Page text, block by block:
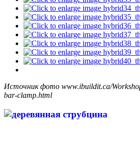
Источник фото www.ibuildit.ca/
bar-clamp.html